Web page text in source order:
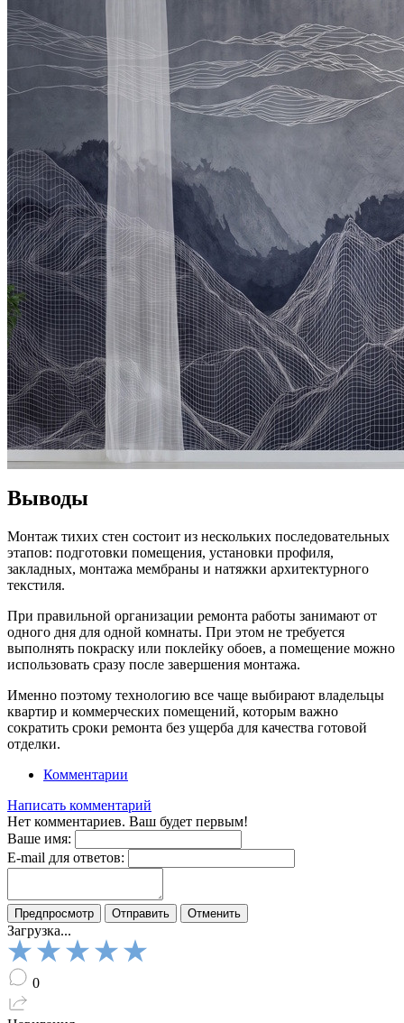
Выводы
Монтаж тихих стен состоит из нескольких последовательных
этапов: подготовки помещения, установки профиля,
закладных, монтажа мембраны и натяжки архитектурного
текстиля.
При правильной организации ремонта работы занимают от
одного дня для одной комнаты. При этом не требуется
выполнять покраску или поклейку обоев, а помещение можно
использовать сразу после завершения монтажа.
Именно поэтому технологию все чаще выбирают владельцы
квартир и коммерческих помещений, которым важно
сократить сроки ремонта без ущерба для качества готовой
отделки.
Комментарии
Написать комментарий
Нет комментариев. Ваш будет первым!
Ваше имя:
E-mail для ответов:
Загрузка...
0